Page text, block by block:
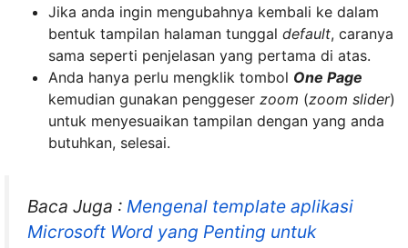
Jika anda ingin mengubahnya kembali ke dalam
bentuk tampilan halaman tunggal default, caranya
sama seperti penjelasan yang pertama di atas.
Anda hanya perlu mengklik tombol One Page
kemudian gunakan penggeser zoom (zoom slider)
untuk menyesuaikan tampilan dengan yang anda
butuhkan, selesai.
Baca Juga : Mengenal template aplikasi
Microsoft Word yang Penting untuk